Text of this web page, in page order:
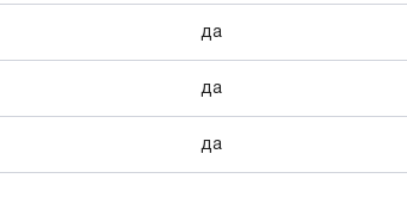
да
да
да